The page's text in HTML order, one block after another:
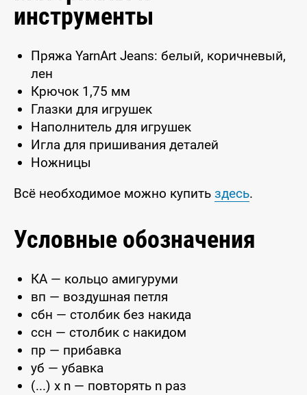
инструменты
Пряжа YarnArt Jeans: белый, коричневый,
лен
Крючок 1,75 мм
Глазки для игрушек
Наполнитель для игрушек
Игла для пришивания деталей
Ножницы
Всё необходимое можно купить здесь.
Условные обозначения
КА — кольцо амигуруми
вп — воздушная петля
сбн — столбик без накида
ссн — столбик с накидом
пр — прибавка
уб — убавка
(...) x n — повторять n раз